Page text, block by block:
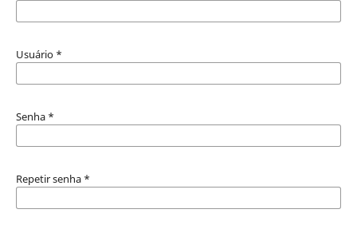
Usuário *
Senha *
Repetir senha *